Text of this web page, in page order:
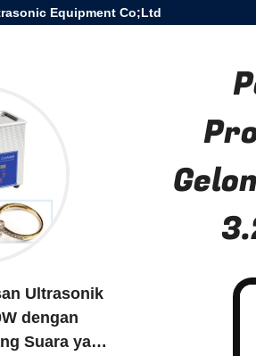
Equipment Co;Ltd
Ultrasonik
dengan
Suara yang